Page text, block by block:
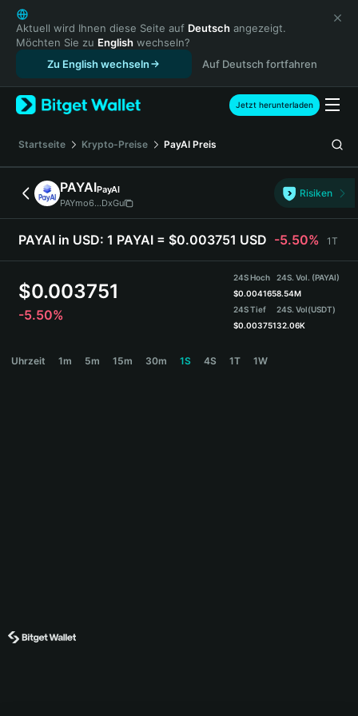
English
日本語
Tiếng Việt
Русский
Español (Latinoamérica)
Türkçe
Français
Deutsch
简体中文
繁體中文
Português (Portugal)
Bahasa Indonesia
ภาษาไทย
Español
Español (Argentina)
Aktuell wird Ihnen diese Seite auf Deutsch angezeigt.
Möchten Sie zu English wechseln?
Zu English wechseln
Auf Deutsch fortfahren
Jetzt herunterladen
Startseite Krypto-Preise PayAI Preis
PAYAIPayAI
PAYmo6...DxGu
Risiken
PAYAI in USD: 1 PAYAI = $0.003751 USD -5.50% 1T
$0.003751
-5.50%
24S Hoch
$0.004165
24S Tief
$0.003751
24S. Vol. (PAYAI)
8.54M
24S. Vol(USDT)
32.06K
Uhrzeit 1m 5m 15m 30m 1S 4S 1T 1W